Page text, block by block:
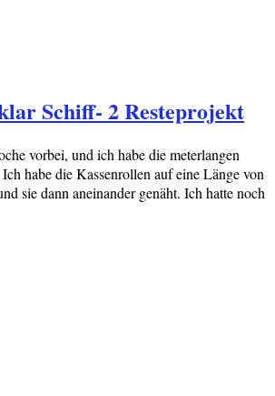
Schiff- 2 Resteprojekt
vorbei, und ich habe die meterlangen
habe die Kassenrollen auf eine Länge von
sie dann aneinander genäht. Ich hatte noch